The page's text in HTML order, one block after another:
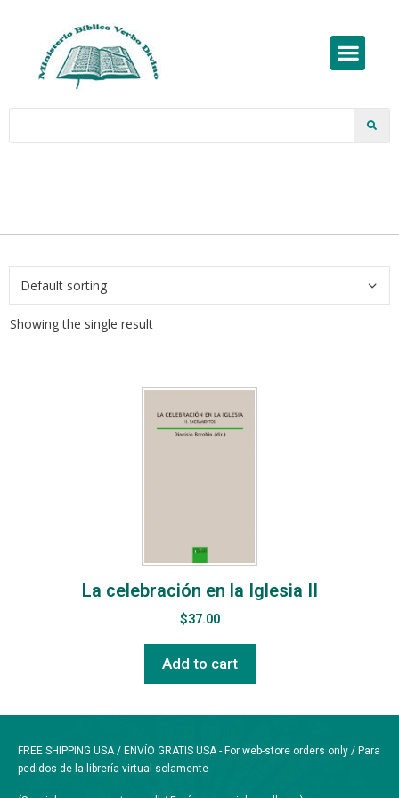
Showing the single result
La celebración en la Iglesia II
$37.00
Add to cart
FREE SHIPPING USA / ENVÍO GRATIS USA - For web-store orders only / Para
pedidos de la librería virtual solamente